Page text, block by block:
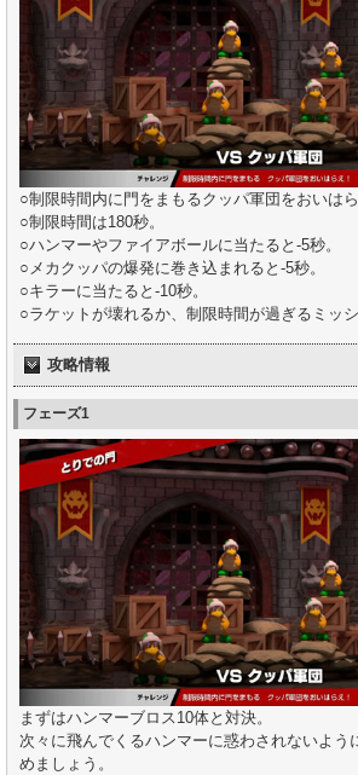
○制限時間内に門をまもるクッパ軍団をおいはら
○制限時間は180秒。
○ハンマーやファイアボールに当たると-5秒。
○メカクッパの爆発に巻き込まれると-5秒。
○キラーに当たると-10秒。
○ラケットが壊れるか、制限時間が過ぎるミッ
攻略情報
フェーズ1
まずはハンマーブロス10体と対決。
次々に飛んでくるハンマーに惑わされないよう
めましょう。